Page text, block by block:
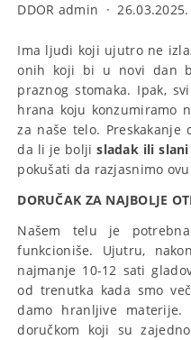
DDOR admin ·26.03.2025.
Ima ljudi koji ujutro ne
onih koji bi u novi dan
praznog stomaka. Ipak,
hrana koju konzumiramo
za naše telo.
da li je boljisladak ili
pokušati da razjasnimo
DORUČAK ZA NAJBOLJE
Našem telu je
funkcioniše. Ujutru,
najmanje 10-12 sati
od trenutka kada smo
damo hranljive
doručkom koji su